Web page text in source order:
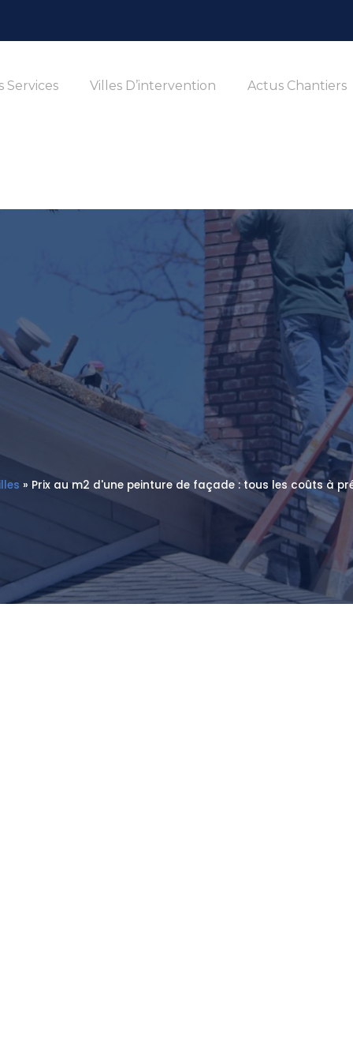
Services Villes D’intervention Actus Chantiers
» Prix au m2 d'une peinture de façade : tous les coûts à